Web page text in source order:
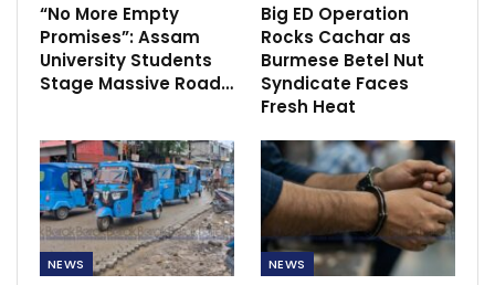
“No More Empty
Promises”: Assam
University Students
Stage Massive Road…
Big ED Operation
Rocks Cachar as
Burmese Betel Nut
Syndicate Faces
Fresh Heat
NEWS NEWS